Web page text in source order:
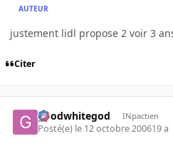
AUTEUR
justement lidl propose 2 voir 3
Citer
goodwhitegod INpactien
Posté(e) le 12 octobre 200619 a